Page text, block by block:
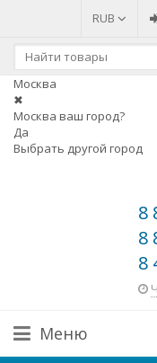
RUB
Москва
✖
Москва ваш город?
Да
Выбрать другой город
8
8
8
Меню